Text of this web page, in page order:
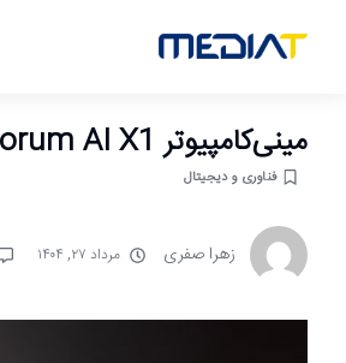
مینی‌کامپیوتر Minisforum AI X1؛ غول قدرتمند در ابعادی کوچک
فناوری و دیجیتال
زهرا صفری مرداد ۲۷, ۱۴۰۴